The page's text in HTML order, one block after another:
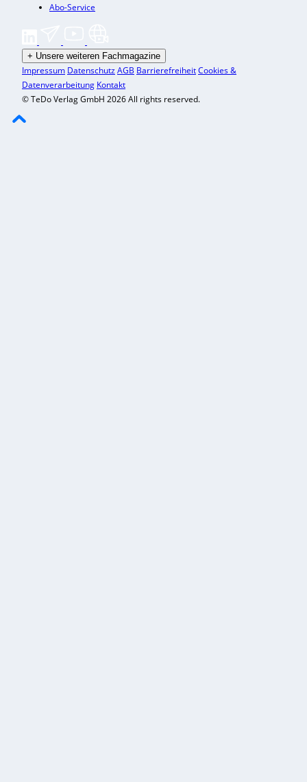
Abo-Service
+ Unsere weiteren Fachmagazine
Impressum DatenschutzAGB BarrierefreiheitCookies &
Datenverarbeitung Kontakt
© TeDo Verlag GmbH 2026 All rights reserved.